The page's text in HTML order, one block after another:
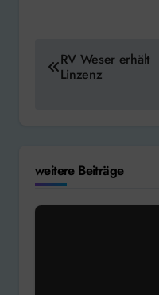
Beitragsnavigation
RV Weser erhält
Linzenz
weitere Beiträge